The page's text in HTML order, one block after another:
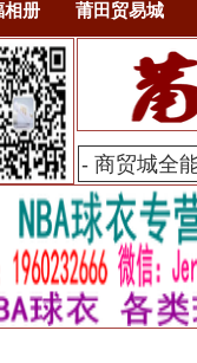
相册 莆田贸易城